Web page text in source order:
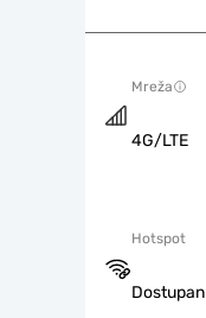
Mreža
4G/LTE
Hotspot
Dostupan